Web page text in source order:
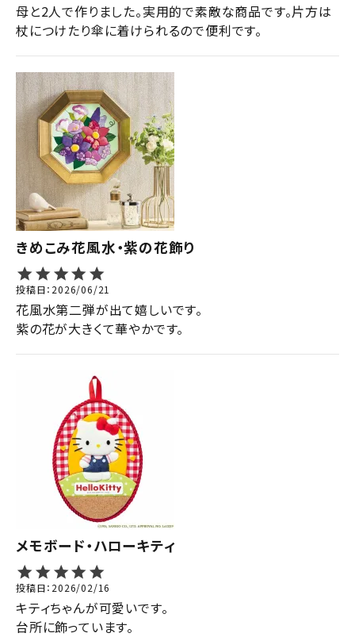
母と2人で作りました。実用的で素敵な商品です。片方は
杖につけたり傘に着けられるので便利です。
きめこみ花風水・紫の花飾り
投稿日 2026/06/21
花風水第二弾が出て嬉しいです。
紫の花が大きくて華やかです。
メモボード・ハローキティ
投稿日 2026/02/16
キティちゃんが可愛いです。
台所に飾っています。